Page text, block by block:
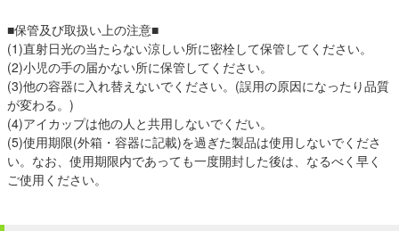
■保管及び取扱い上の注意■
(1)直射日光の当たらない涼しい所に密栓して保管してください。
(2)小児の手の届かない所に保管してください。
(3)他の容器に入れ替えないでください。(誤用の原因になったり品質
が変わる。)
(4)アイカップは他の人と共用しないでくだい。
(5)使用期限(外箱・容器に記載)を過ぎた製品は使用しないでくださ
い。なお、使用期限内であっても一度開封した後は、なるべく早く
ご使用ください。